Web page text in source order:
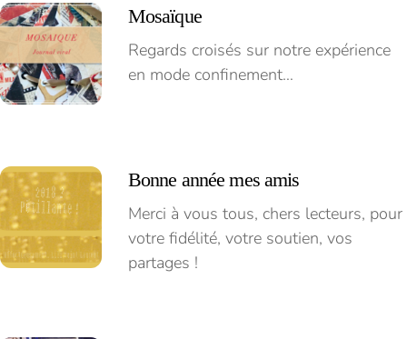
Mosaïque
Regards croisés sur notre expérience
en mode confinement…
Bonne année mes amis
Merci à vous tous, chers lecteurs, pour
votre fidélité, votre soutien, vos
partages !